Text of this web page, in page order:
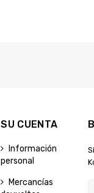
SU CUENTA
Información
personal
Mercancías